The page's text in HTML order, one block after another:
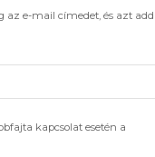
az e-mail címedet, és azt
kapcsolat esetén a